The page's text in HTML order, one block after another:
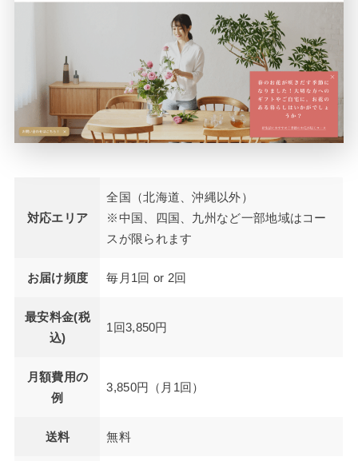
対応エリア
全国（北海道、沖縄以外）
※中国、四国、九州など一部地域はコー
スが限られます
お届け頻度 毎月1回 or 2回
最安料金(税
込)
1回3,850円
月額費用の
例
3,850円（月1回）
送料 無料